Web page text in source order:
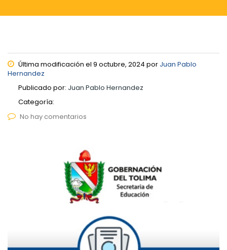
Última modificación el 9 octubre, 2024 por Juan Pablo
Hernandez
Publicado por: Juan Pablo Hernandez
Categoría:
No hay comentarios